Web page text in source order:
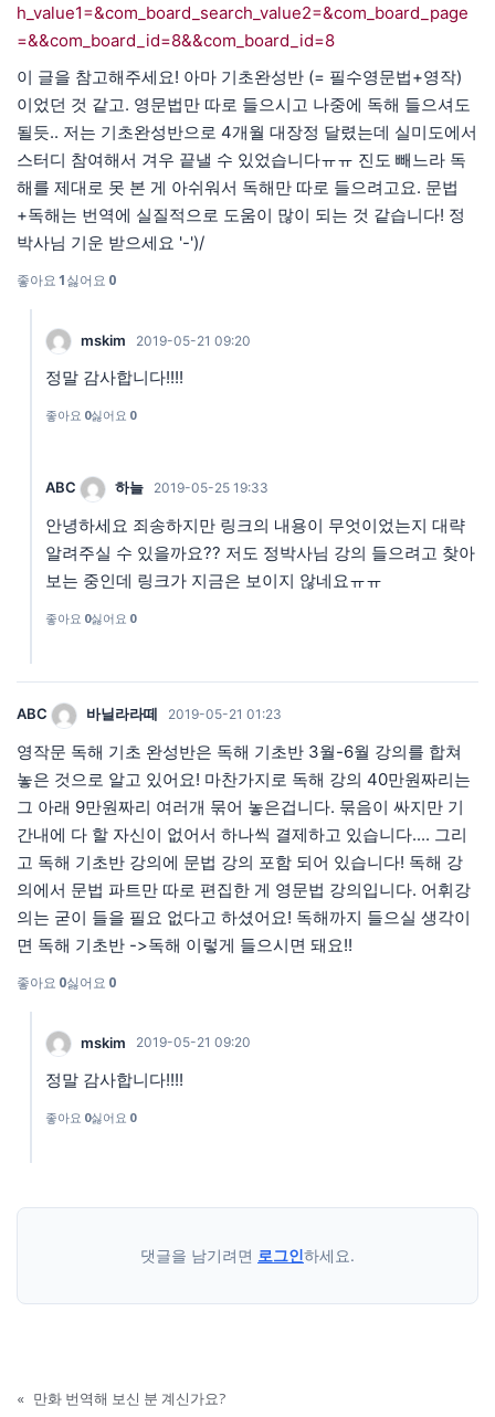
h_value1=&com_board_search_value2=&com_board_page
=&&com_board_id=8&&com_board_id=8
이 글을 참고해주세요! 아마 기초완성반 (= 필수영문법+영작)
이었던 것 같고. 영문법만 따로 들으시고 나중에 독해 들으셔도
될듯.. 저는 기초완성반으로 4개월 대장정 달렸는데 실미도에서
스터디 참여해서 겨우 끝낼 수 있었습니다ㅠㅠ 진도 빼느라 독
해를 제대로 못 본 게 아쉬워서 독해만 따로 들으려고요. 문법
+독해는 번역에 실질적으로 도움이 많이 되는 것 같습니다! 정
박사님 기운 받으세요 '-')/
좋아요1싫어요 0
mskim 2019-05-21 09:20
정말 감사합니다!!!!
좋아요 0싫어요 0
ABC 하늘 2019-05-25 19:33
안녕하세요 죄송하지만 링크의 내용이 무엇이었는지 대략
알려주실 수 있을까요?? 저도 정박사님 강의 들으려고 찾아
보는 중인데 링크가 지금은 보이지 않네요ㅠㅠ
좋아요 0싫어요 0
ABC 바닐라라떼 2019-05-21 01:23
영작문 독해 기초 완성반은 독해 기초반 3월-6월 강의를 합쳐
놓은 것으로 알고 있어요! 마찬가지로 독해 강의 40만원짜리는
그 아래 9만원짜리 여러개 묶어 놓은겁니다. 묶음이 싸지만 기
간내에 다 할 자신이 없어서 하나씩 결제하고 있습니다.... 그리
고 독해 기초반 강의에 문법 강의 포함 되어 있습니다! 독해 강
의에서 문법 파트만 따로 편집한 게 영문법 강의입니다. 어휘강
의는 굳이 들을 필요 없다고 하셨어요! 독해까지 들으실 생각이
면 독해 기초반 ->독해 이렇게 들으시면 돼요!!
좋아요 0싫어요 0
mskim 2019-05-21 09:20
정말 감사합니다!!!!
좋아요 0싫어요 0
댓글을 남기려면 로그인하세요.
« 만화 번역해 보신 분 계신가요?